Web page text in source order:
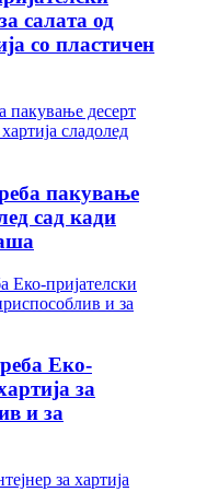
салата од
со пластичен
пакување
сад кади
Еко-
за
и за